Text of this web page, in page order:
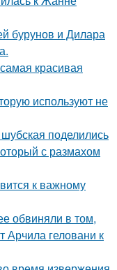
бурунов и Дилара
красивая
используют не
поделились
с размахом
к важному
обвиняли в том,
Арчила геловани к